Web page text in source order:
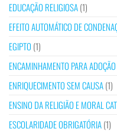
EDUCAÇÃO RELIGIOSA(1)
EFEITO AUTOMÁTICO DE
EGIPTO (1)
ENCAMINHAMENTO PARA ADOÇÃO
ENRIQUECIMENTO SEM CAUSA(1)
ENSINO DA RELIGIÃO E MORAL
ESCOLARIDADE OBRIGATÓRIA(1)